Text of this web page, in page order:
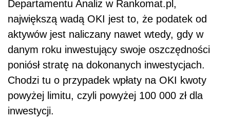
Departamentu Analiz w Rankomat.pl,
największą wadą OKI jest to, że podatek od
aktywów jest naliczany nawet wtedy, gdy w
danym roku inwestujący swoje oszczędności
poniósł stratę na dokonanych inwestycjach.
Chodzi tu o przypadek wpłaty na OKI kwoty
powyżej limitu, czyli powyżej 100 000 zł dla
inwestycji.